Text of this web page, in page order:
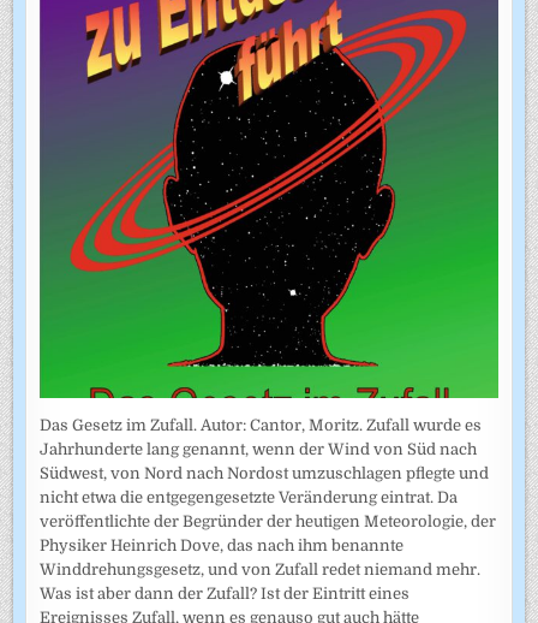
Das Gesetz im Zufall. Autor: Cantor, Moritz. Zufall wurde es
Jahrhunderte lang genannt, wenn der Wind von Süd nach
Südwest, von Nord nach Nordost umzuschlagen pflegte und
nicht etwa die entgegengesetzte Veränderung eintrat. Da
veröffentlichte der Begründer der heutigen Meteorologie, der
Physiker Heinrich Dove, das nach ihm benannte
Winddrehungsgesetz, und von Zufall redet niemand mehr.
Was ist aber dann der Zufall? Ist der Eintritt eines
Ereignisses Zufall, wenn es genauso gut auch hätte